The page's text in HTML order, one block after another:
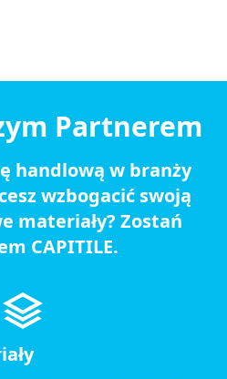
Partnerem
handlową w branży
wzbogacić swoją
materiały? Zostań
CAPITILE.